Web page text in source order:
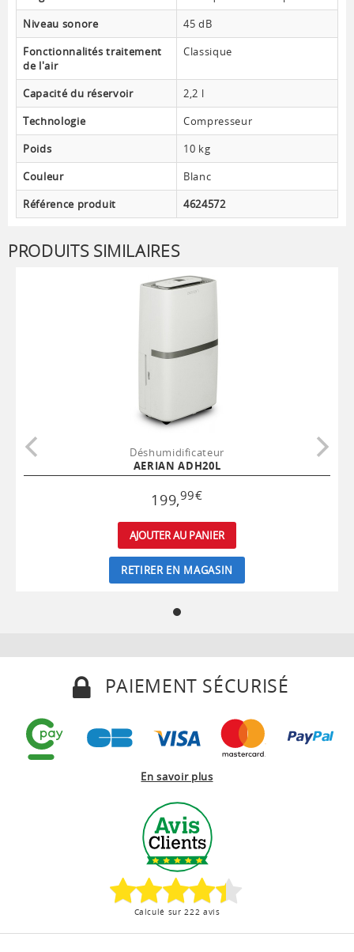
Niveau sonore
45 dB
Fonctionnalités traitement
de l'air
Classique
Capacité du réservoir
2,2 l
Technologie
Compresseur
Poids
10 kg
Couleur
Blanc
Référence produit
4624572
PRODUITS SIMILAIRES
Déshumidificateur
AERIAN ADH20L
199,99€
AJOUTER AU PANIER
RETIRER EN MAGASIN
PAIEMENT SÉCURISÉ
En savoir plus
Calculé sur 222 avis